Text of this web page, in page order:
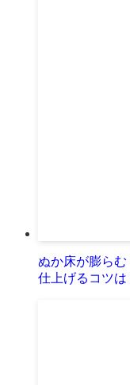
ぬか床が膨らむ
仕上げるコツは